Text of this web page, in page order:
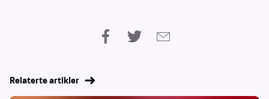
Relaterte artikler